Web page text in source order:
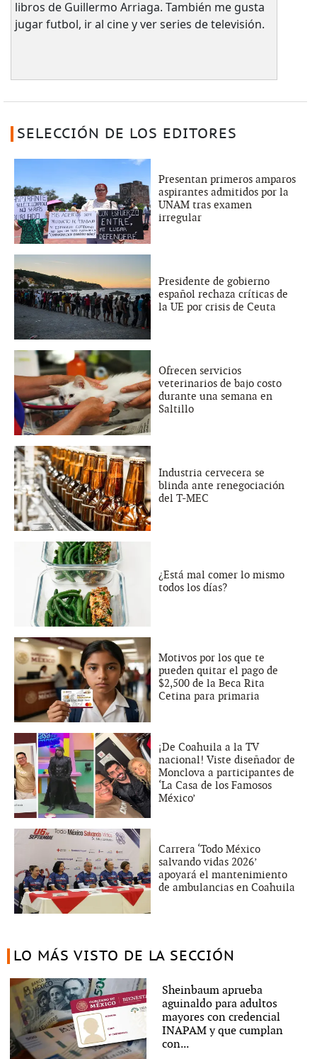
libros de Guillermo Arriaga. También me gusta
jugar futbol, ir al cine y ver series de televisión.
SELECCIÓN DE LOS EDITORES
Presentan primeros amparos
aspirantes admitidos por la
UNAM tras examen
irregular
Presidente de gobierno
español rechaza críticas de
la UE por crisis de Ceuta
Ofrecen servicios
veterinarios de bajo costo
durante una semana en
Saltillo
Industria cervecera se
blinda ante renegociación
del T-MEC
¿Está mal comer lo mismo
todos los días?
Motivos por los que te
pueden quitar el pago de
$2,500 de la Beca Rita
Cetina para primaria
¡De Coahuila a la TV
nacional! Viste diseñador de
Monclova a participantes de
‘La Casa de los Famosos
México’
Carrera ‘Todo México
salvando vidas 2026’
apoyará el mantenimiento
de ambulancias en Coahuila
LO MÁS VISTO DE LA SECCIÓN
Sheinbaum aprueba
aguinaldo para adultos
mayores con credencial
INAPAM y que cumplan
con...